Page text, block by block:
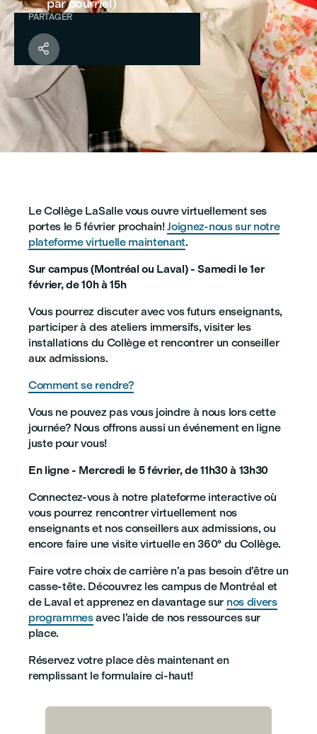
par courriel)
PARTAGER

Le Collège LaSalle vous ouvre virtuellement ses
portes le 5 février prochain!Joignez-nous sur notre
plateforme virtuelle maintenant.
Sur campus (Montréal ou Laval) - Samedi le 1er
février, de 10h à 15h
Vous pourrez discuter avec vos futurs enseignants,
participer à des ateliers immersifs, visiter les
installations du Collège et rencontrer un conseiller
aux admissions.
Comment se rendre?
Vous ne pouvez pas vous joindre à nous lors cette
journée? Nous offrons aussi un événement en ligne
juste pour vous!
En ligne - Mercredi le 5 février, de 11h30 à 13h30
Connectez-vous à notre plateforme interactive où
vous pourrez rencontrer virtuellement nos
enseignants et nos conseillers aux admissions, ou
encore faire une visite virtuelle en 360° du Collège.
Faire votre choix de carrière n’a pas besoin d’être un
casse-tête. Découvrez les campus de Montréal et
de Laval et apprenez en davantage sur nos divers
programmesavec l’aide de nos ressources sur
place.
Réservez votre place dès maintenant en
remplissant le formulaire ci-haut!